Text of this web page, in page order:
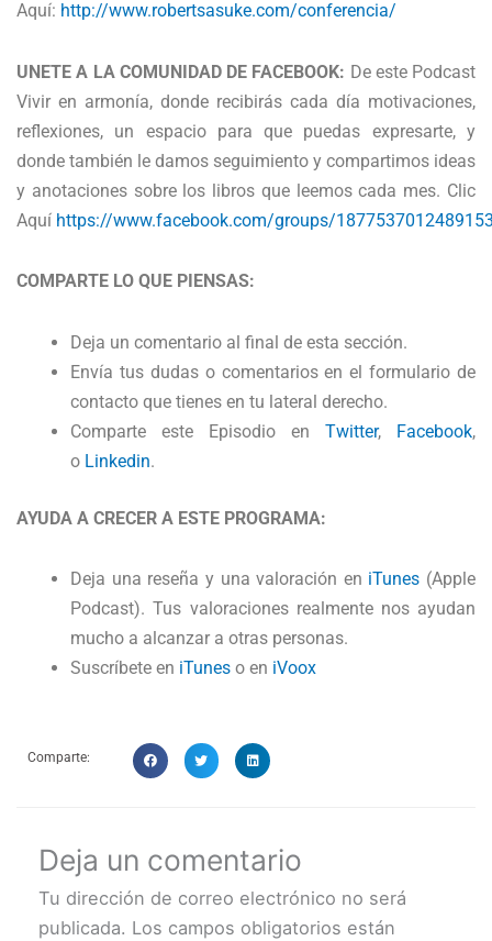
Aquí: http://www.robertsasuke.com/conferencia/
UNETE A LA COMUNIDAD DE FACEBOOK: De este Podcast
Vivir en armonía, donde recibirás cada día motivaciones,
reflexiones, un espacio para que puedas expresarte, y
donde también le damos seguimiento y compartimos ideas
y anotaciones sobre los libros que leemos cada mes. Clic
Aquí https://www.facebook.com/groups/
COMPARTE LO QUE PIENSAS:
Deja un comentario al final de esta sección.
Envía tus dudas o comentarios en el formulario de
contacto que tienes en tu lateral derecho.
Comparte este Episodio enTwitter, Facebook,
o Linkedin.
AYUDA A CRECER A ESTE PROGRAMA:
Deja una reseña y una valoración en iTunes (Apple
Podcast). Tus valoraciones realmente nos ayudan
mucho a alcanzar a otras personas.
Suscríbete en iTunes o en iVoox
Comparte:
Deja un comentario
Tu dirección de correo electrónico no será
publicada. Los campos obligatorios están